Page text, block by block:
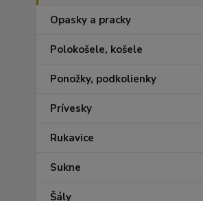
Opasky a pracky
Polokošele, košele
Ponožky, podkolienky
Prívesky
Rukavice
Sukne
Šály